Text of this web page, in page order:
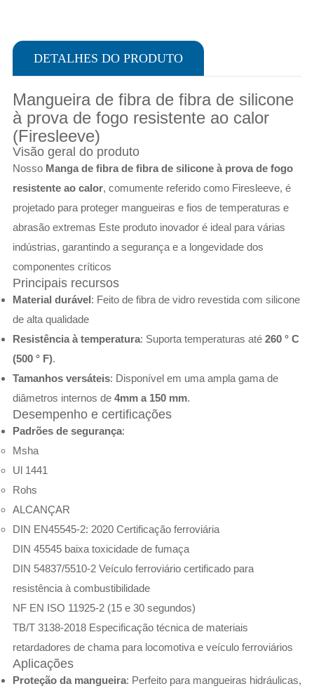
DETALHES DO PRODUTO
Mangueira de fibra de fibra de silicone
à prova de fogo resistente ao calor
(Firesleeve)
Visão geral do produto
Nosso Manga de fibra de fibra de silicone à prova de fogo
resistente ao calor, comumente referido como Firesleeve, é
projetado para proteger mangueiras e fios de temperaturas e
abrasão extremas Este produto inovador é ideal para várias
indústrias, garantindo a segurança e a longevidade dos
componentes críticos
Principais recursos
Material durável: Feito de fibra de vidro revestida com silicone
de alta qualidade
Resistência à temperatura: Suporta temperaturas até 260 ° C
(500 ° F).
Tamanhos versáteis: Disponível em uma ampla gama de
diâmetros internos de 4mm a 150 mm.
Desempenho e certificações
Padrões de segurança:
Msha
Ul 1441
Rohs
ALCANÇAR
DIN EN45545-2: 2020 Certificação ferroviária
DIN 45545 baixa toxicidade de fumaça
DIN 54837/5510-2 Veículo ferroviário certificado para
resistência à combustibilidade
NF EN ISO 11925-2 (15 e 30 segundos)
TB/T 3138-2018 Especificação técnica de materiais
retardadores de chama para locomotiva e veículo ferroviários
Aplicações
Proteção da mangueira: Perfeito para mangueiras hidráulicas,